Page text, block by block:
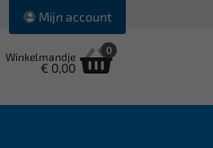
Mijn account
Winkelmandje
€ 0,00
0